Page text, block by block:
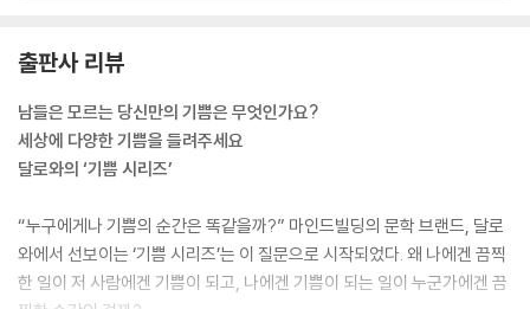
그러나 불안은 어때. 불안은 늘 계획적이고 구체적이고 치밀하다. 언제나
내 곁에 숨어 있다가 등장한다. 하던 것도 멈추고 내 몸에 찰싹 붙어서는 다
양한 불행의 경우의 수를 읊어대지. 그러니 늘 불행이, 불안이 이겼다. 치밀
그럼 희망도 좀 구체적으로 그려보면 어때. 아무리 작은 거라도 바짝 모으
면 불안감을 이길 만큼 무거워지지 않을까.
--- 「땅굴」 중에서
출판사 리뷰
남들은 모르는 당신만의 기쁨은 무엇인가요?
세상에 다양한 기쁨을 들려주세요
달로와의 ‘기쁨 시리즈’
“누구에게나 기쁨의 순간은 똑같을까?” 마인드빌딩의 문학 브랜드, 달로
와에서 선보이는 ‘기쁨 시리즈’는 이 질문으로 시작되었다. 왜 나에겐 끔찍
한 일이 저 사람에겐 기쁨이 되고, 나에겐 기쁨이 되는 일이 누군가에겐 끔